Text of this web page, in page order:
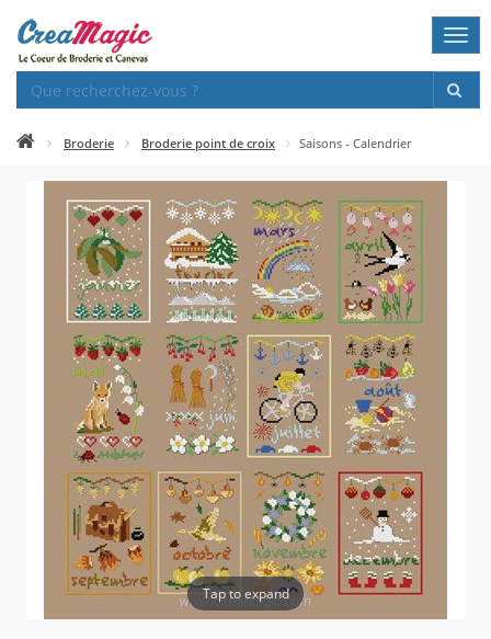
Broderie Broderie point de croix Saisons - Calendrier
Tap to expand